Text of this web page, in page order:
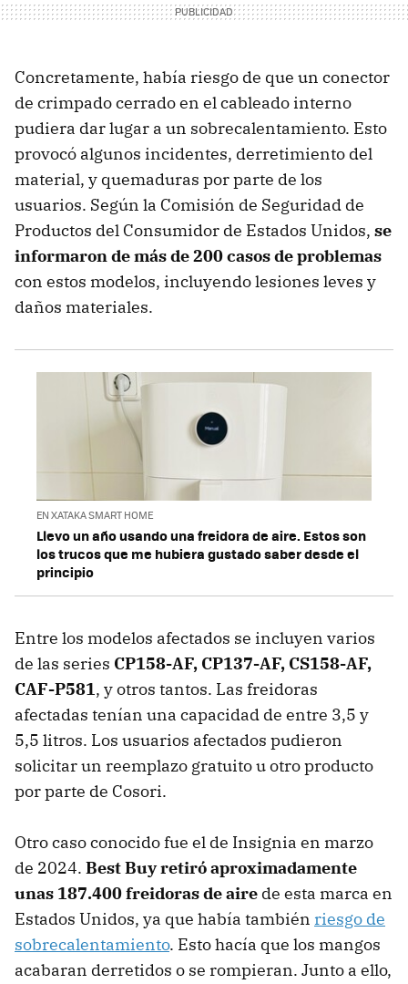
Concretamente, había riesgo de que un conector
de crimpado cerrado en el cableado interno
pudiera dar lugar a un sobrecalentamiento. Esto
provocó algunos incidentes, derretimiento del
material, y quemaduras por parte de los
usuarios. Según la Comisión de Seguridad de
Productos del Consumidor de Estados Unidos, se
informaron de más de 200 casos de problemas
con estos modelos, incluyendo lesiones leves y
daños materiales.
EN XATAKA SMART HOME
Llevo un año usando una freidora de aire. Estos son
los trucos que me hubiera gustado saber desde el
principio
Entre los modelos afectados se incluyen varios
de las series CP158-AF, CP137-AF, CS158-AF,
CAF-P581, y otros tantos. Las freidoras
afectadas tenían una capacidad de entre 3,5 y
5,5 litros. Los usuarios afectados pudieron
solicitar un reemplazo gratuito u otro producto
por parte de Cosori.
Otro caso conocido fue el de Insignia en marzo
de 2024. Best Buy retiró aproximadamente
unas 187.400 freidoras de aire de esta marca en
Estados Unidos, ya que había también riesgo de
sobrecalentamiento. Esto hacía que los mangos
acabaran derretidos o se rompieran. Junto a ello,